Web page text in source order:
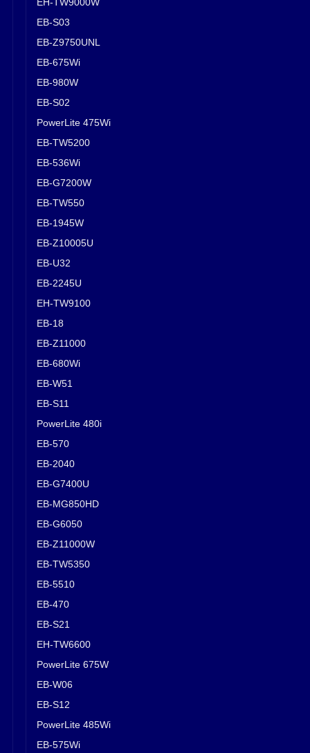
EH-TW9000W
EB-S03
EB-Z9750UNL
EB-675Wi
EB-980W
EB-S02
PowerLite 475Wi
EB-TW5200
EB-536Wi
EB-G7200W
EB-TW550
EB-1945W
EB-Z10005U
EB-U32
EB-2245U
EH-TW9100
EB-18
EB-Z11000
EB-680Wi
EB-W51
EB-S11
PowerLite 480i
EB-570
EB-2040
EB-G7400U
EB-MG850HD
EB-G6050
EB-Z11000W
EB-TW5350
EB-5510
EB-470
EB-S21
EH-TW6600
PowerLite 675W
EB-W06
EB-S12
PowerLite 485Wi
EB-575Wi